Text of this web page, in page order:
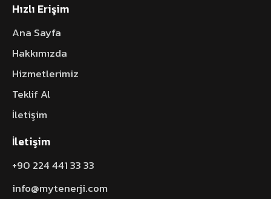
Hızlı Erişim
Ana Sayfa
Hakkımızda
Hizmetlerimiz
Teklif Al
İletişim
İletişim
+90 224 441 33 33
info@mytenerji.com